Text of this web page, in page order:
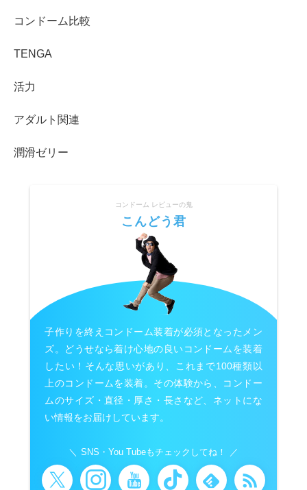
コンドーム比較
TENGA
活力
アダルト関連
潤滑ゼリー
コンドーム レビューの鬼
こんどう君
子作りを終えコンドーム装着が必須となったメン
ズ。どうせなら着け心地の良いコンドームを装着
したい！そんな思いがあり、これまで100種類以
上のコンドームを装着。その体験から、コンドー
ムのサイズ・直径・厚さ・長さなど、ネットにな
い情報をお届けしています。
SNS・You Tubeもチェックしてね！